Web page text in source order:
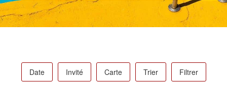
Date Invité Carte Trier Filtrer